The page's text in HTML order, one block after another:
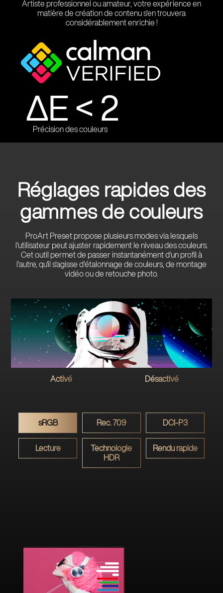
Artiste professionnel ou amateur, votre expérience en
matière de création de contenu s'en trouvera
considérablement enrichie !
∆E < 2
Précision des couleurs
Réglages rapides des
gammes de couleurs
ProArt Preset propose plusieurs modes via lesquels
l'utilisateur peut ajuster rapidement le niveau des couleurs.
Cet outil permet de passer instantanément d'un profil à
l'autre, qu'il s'agisse d'étalonnage de couleurs, de montage
vidéo ou de retouche photo.
Activé Désactivé
sRGB Rec. 709 DCI-P3
Lecture Technologie
HDR
Rendu rapide